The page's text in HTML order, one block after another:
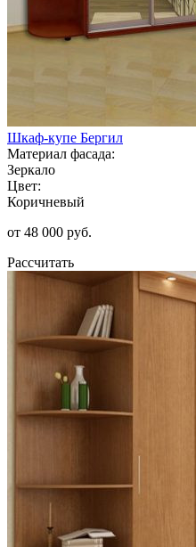
Шкаф-купе Бергил
Материал фасада:
Зеркало
Цвет:
Коричневый
от 48 000 руб.
Рассчитать